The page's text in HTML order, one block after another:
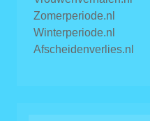
Zomerperiode.nl
Winterperiode.nl
Afscheidenverlies.nl